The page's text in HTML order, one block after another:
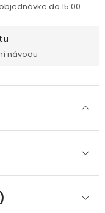
do 15:00
návodu